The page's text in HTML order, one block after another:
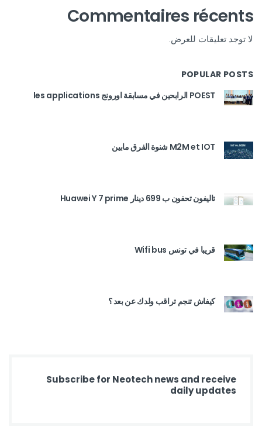
Commentaires récents
لا توجد تعليقات للعرض.
POPULAR POSTS
POEST الرابحين في مسابقة اورونج les applications
M2M et IOT شنوة الفرق مابين
تاليفون تحفون ب 699 دينار Huawei Y 7 prime
قريبا في تونس Wifi bus
كيفاش تنجم تراقب ولدك عن بعد ؟
Subscribe for Neotech news and receive
daily updates